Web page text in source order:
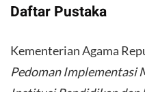
​Daftar Pustaka
​Kementerian Agama
Pedoman Implementasi